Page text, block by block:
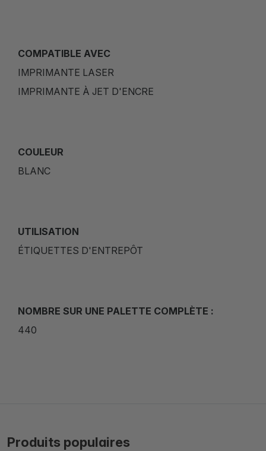
COMPATIBLE AVEC
IMPRIMANTE LASER
IMPRIMANTE À JET D'ENCRE
COULEUR
BLANC
UTILISATION
ÉTIQUETTES D'ENTREPÔT
NOMBRE SUR UNE PALETTE COMPLÈTE :
440
Produits populaires